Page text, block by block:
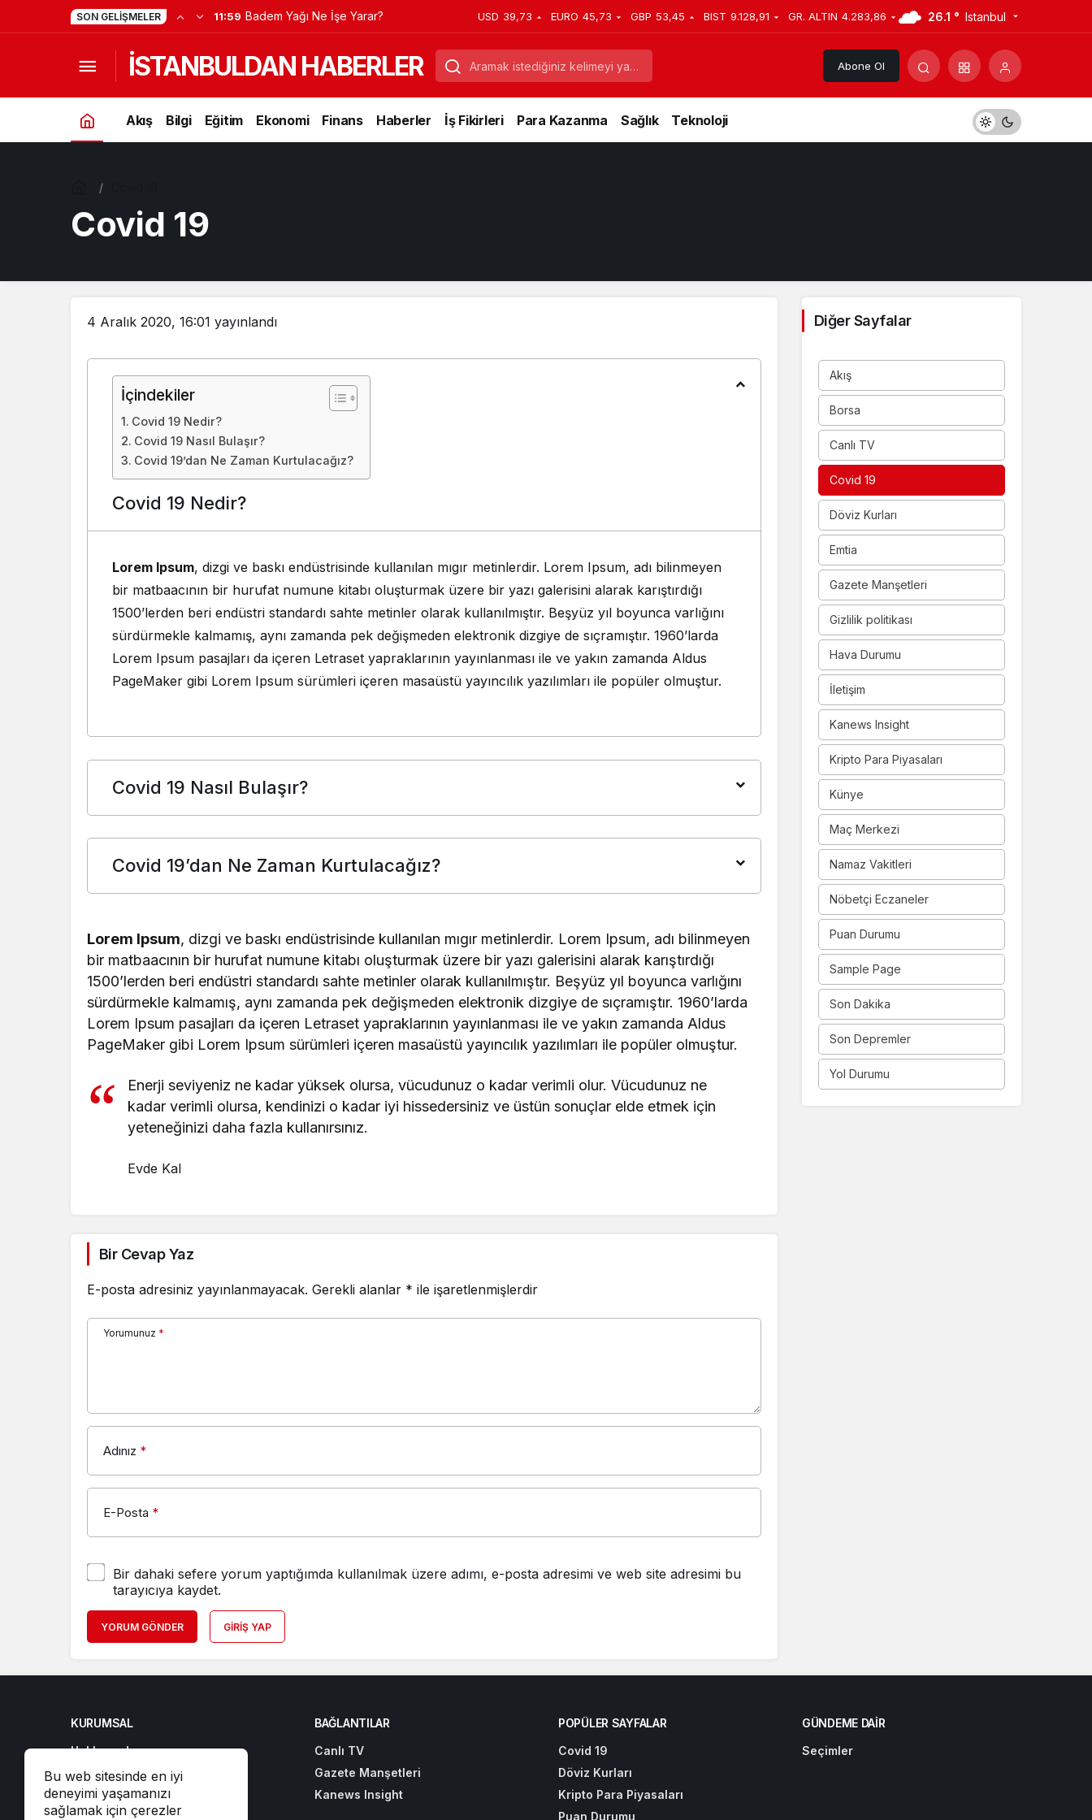
SON GELIŞMELER 11:59 Badem Yağı Ne İşe Yarar? USD 39,73 EURO 45,73 GBP 53,45 BIST 9.128,91 GR. ALTIN 4.283,86 26.1 ° Istanbul
İSTANBULDAN HABERLER Abone Ol
Akış Bilgi Eğitim Ekonomi Finans Haberler İş Fikirleri Para Kazanma Sağlık Teknoloji
Covid 19
4 Aralık 2020, 16:01 yayınlandı
İçindekiler
Covid 19 Nedir?
Covid 19 Nasıl Bulaşır?
Covid 19’dan Ne Zaman Kurtulacağız?
Covid 19 Nedir?
Lorem Ipsum, dizgi ve baskı endüstrisinde kullanılan mıgır metinlerdir. Lorem Ipsum, adı bilinmeyen
bir matbaacının bir hurufat numune kitabı oluşturmak üzere bir yazı galerisini alarak karıştırdığı
1500’lerden beri endüstri standardı sahte metinler olarak kullanılmıştır. Beşyüz yıl boyunca varlığını
sürdürmekle kalmamış, aynı zamanda pek değişmeden elektronik dizgiye de sıçramıştır. 1960’larda
Lorem Ipsum pasajları da içeren Letraset yapraklarının yayınlanması ile ve yakın zamanda Aldus
PageMaker gibi Lorem Ipsum sürümleri içeren masaüstü yayıncılık yazılımları ile popüler olmuştur.
Covid 19 Nasıl Bulaşır?
Covid 19’dan Ne Zaman Kurtulacağız?
Lorem Ipsum, dizgi ve baskı endüstrisinde kullanılan mıgır metinlerdir. Lorem Ipsum, adı bilinmeyen
bir matbaacının bir hurufat numune kitabı oluşturmak üzere bir yazı galerisini alarak karıştırdığı
1500’lerden beri endüstri standardı sahte metinler olarak kullanılmıştır. Beşyüz yıl boyunca varlığını
sürdürmekle kalmamış, aynı zamanda pek değişmeden elektronik dizgiye de sıçramıştır. 1960’larda
Lorem Ipsum pasajları da içeren Letraset yapraklarının yayınlanması ile ve yakın zamanda Aldus
PageMaker gibi Lorem Ipsum sürümleri içeren masaüstü yayıncılık yazılımları ile popüler olmuştur.
Enerji seviyeniz ne kadar yüksek olursa, vücudunuz o kadar verimli olur. Vücudunuz ne
kadar verimli olursa, kendinizi o kadar iyi hissedersiniz ve üstün sonuçlar elde etmek için
yeteneğinizi daha fazla kullanırsınız.
Evde Kal
Bir Cevap Yaz
E-posta adresiniz yayınlanmayacak. Gerekli alanlar * ile işaretlenmişlerdir
Yorumunuz *
Adınız *
E-Posta *
Bir dahaki sefere yorum yaptığımda kullanılmak üzere adımı, e-posta adresimi ve web site adresimi bu
tarayıcıya kaydet.
YORUM GÖNDER GIRIŞ YAP
Diğer Sayfalar
Akış
Borsa
Canlı TV
Covid 19
Döviz Kurları
Emtia
Gazete Manşetleri
Gizlilik politikası
Hava Durumu
İletişim
Kanews Insight
Kripto Para Piyasaları
Künye
Maç Merkezi
Namaz Vakitleri
Nöbetçi Eczaneler
Puan Durumu
Sample Page
Son Dakika
Son Depremler
Yol Durumu
Bu web sitesinde en iyi
deneyimi yaşamanızı
sağlamak için çerezler
KURUMSAL
Hakkımızda
İletişim
Künye
Gizlilik politikası
BAĞLANTILAR
Canlı TV
Gazete Manşetleri
Kanews Insight
POPÜLER SAYFALAR
Covid 19
Döviz Kurları
Kripto Para Piyasaları
Puan Durumu
GÜNDEME DAIR
Seçimler